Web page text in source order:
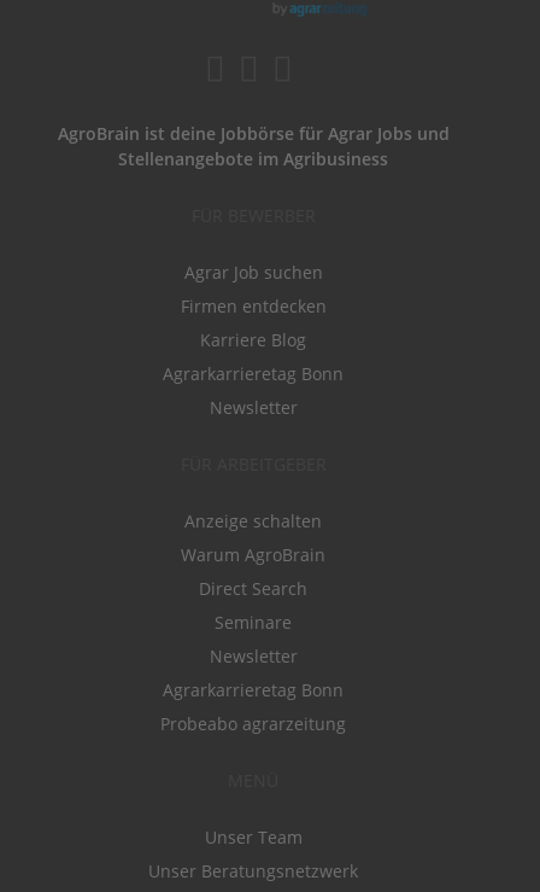
AgroBrain ist deine Jobbörse für Agrar Jobs und
Stellenangebote im Agribusiness
Agrar Job suchen
Firmen entdecken
Karriere Blog
Agrarkarrieretag Bonn
Newsletter
Anzeige schalten
Warum AgroBrain
Direct Search
Seminare
Newsletter
Agrarkarrieretag Bonn
Probeabo agrarzeitung
Unser Team
Unser Beratungsnetzwerk